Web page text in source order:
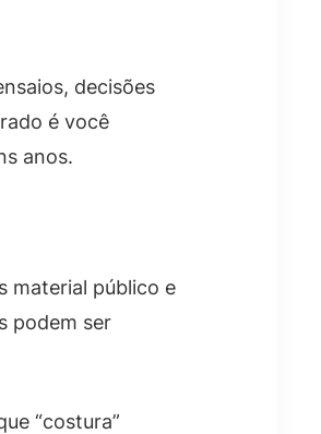
decisões
é você
anos.
material público e
podem ser
“costura”